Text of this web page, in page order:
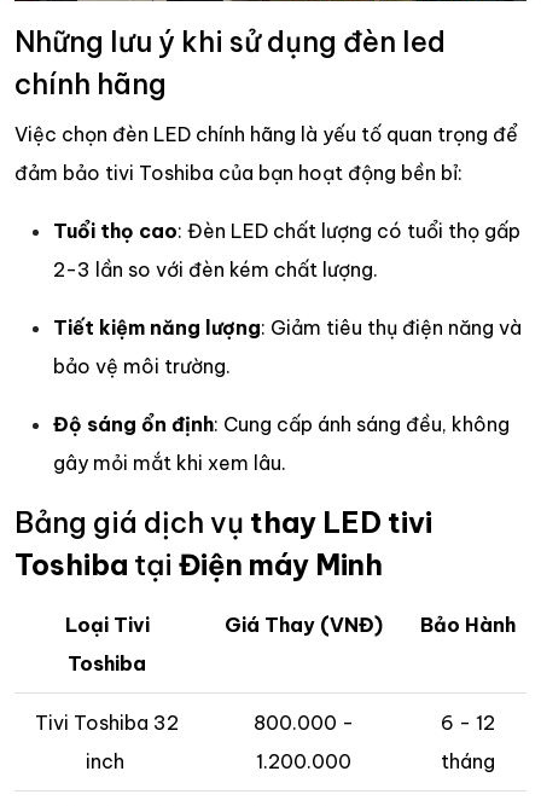
Những lưu ý khi sử dụng đèn led
chính hãng
Việc chọn đèn LED chính hãng là yếu tố quan trọng để
đảm bảo tivi Toshiba của bạn hoạt động bền bỉ:
Tuổi thọ cao: Đèn LED chất lượng có tuổi thọ gấp
2-3 lần so với đèn kém chất lượng.
Tiết kiệm năng lượng: Giảm tiêu thụ điện năng và
bảo vệ môi trường.
Độ sáng ổn định: Cung cấp ánh sáng đều, không
gây mỏi mắt khi xem lâu.
Bảng giá dịch vụ thay LED tivi
Toshiba tại Điện máy Minh
Loại Tivi
Toshiba
Giá Thay (VNĐ) Bảo Hành
Tivi Toshiba 32
inch
800.000 -
1.200.000
6 - 12
tháng